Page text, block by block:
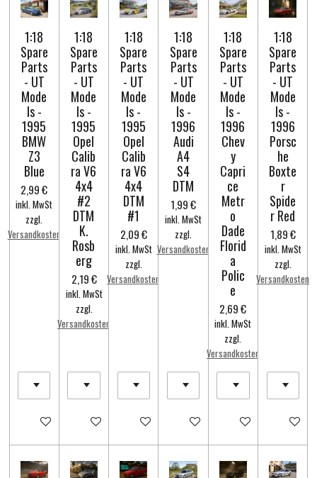
1:18
Spare
Parts
- UT
Mode
ls -
1995
BMW
Z3
Blue
2,99 €
inkl. MwSt
zzgl.
Versandkosten
In den Warenkorb
1:18
Spare
Parts
- UT
Mode
ls -
1995
Opel
Calib
ra V6
4x4
#2
DTM
K.
Rosb
erg
2,19 €
inkl. MwSt
zzgl.
Versandkosten
In den Warenkorb
1:18
Spare
Parts
- UT
Mode
ls -
1995
Opel
Calib
ra V6
4x4
DTM
#1
2,09 €
inkl. MwSt
zzgl.
Versandkosten
In den Warenkorb
1:18
Spare
Parts
- UT
Mode
ls -
1996
Audi
A4
S4
DTM
1,99 €
inkl. MwSt
zzgl.
Versandkosten
In den Warenkorb
1:18
Spare
Parts
- UT
Mode
ls -
1996
Chev
y
Capri
ce
Metr
o
Dade
Florid
a
Polic
e
2,69 €
inkl. MwSt
zzgl.
Versandkosten
In den Warenkorb
1:18
Spare
Parts
- UT
Mode
ls -
1996
Porsc
he
Boxte
r
Spide
r Red
1,89 €
inkl. MwSt
zzgl.
Versandkosten
In den